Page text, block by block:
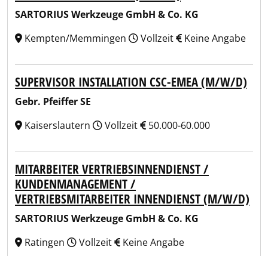
SARTORIUS Werkzeuge GmbH & Co. KG
Kempten/Memmingen
Vollzeit Keine Angabe
SUPERVISOR INSTALLATION CSC-EMEA (M/W/D)
Gebr. Pfeiffer SE
Kaiserslautern
Vollzeit 50.000-60.000
MITARBEITER VERTRIEBSINNENDIENST /
KUNDENMANAGEMENT /
VERTRIEBSMITARBEITER INNENDIENST (M/W/D)
SARTORIUS Werkzeuge GmbH & Co. KG
Ratingen
Vollzeit Keine Angabe